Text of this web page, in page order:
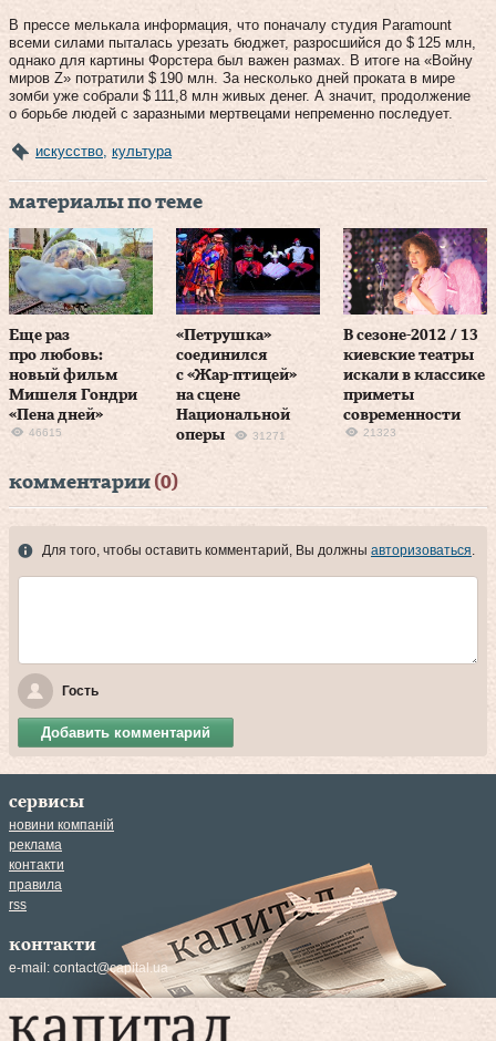
В прессе мелькала информация, что поначалу студия Paramount
всеми силами пыталась урезать бюджет, разросшийся до $ 125 млн,
однако для картины Форстера был важен размах. В итоге на «Войну
миров Z» потратили $ 190 млн. За несколько дней проката в мире
зомби уже собрали $ 111,8 млн живых денег. А значит, продолжение
о борьбе людей с заразными мертвецами непременно последует.
искусство, культура
материалы по теме
Еще раз
про любовь:
новый фильм
Мишеля Гондри
«Пена дней»
46615
«Петрушка»
соединился
с «Жар-птицей»
на сцене
Национальной
оперы
31271
В сезоне-2012 / 13
киевские театры
искали в классике
приметы
современности
21323
комментарии (0)
Для того, чтобы оставить комментарий, Вы должны авторизоваться.
Гость
Добавить комментарий
сервисы
новини компаній
реклама
контакти
правила
rss
контакти
e-mail: contact@capital.ua